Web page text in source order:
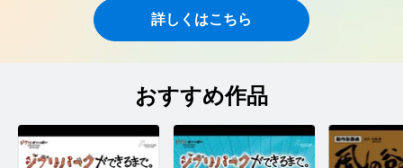
詳しくはこちら
おすすめ作品